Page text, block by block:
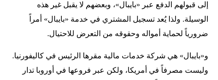
إلى قبولهم الدفع عبر «بايبال»، وبعضهم لا يقبل غير هذه
الوسيلة. ولذا يُعد تسجيل المشتري في خدمة «بايبال» أمراً
ضرورياً لحماية أمواله وحقوقه من التعرض للاحتيال.
و«بايبال» هي شركة خدمات مالية مقرها الرئيس في كاليفورنيا.
وليست مصرفاً في أمريكا، ولكن عبر فروعها في أوروبا تدار